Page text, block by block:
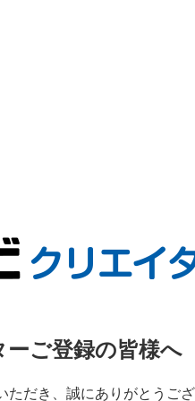
ご登録の皆様へ
ただき、誠にありがとうご